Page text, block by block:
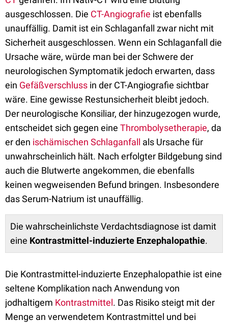
ausgeschlossen. Die CT-Angiografie ist ebenfalls
unauffällig. Damit ist ein Schlaganfall zwar nicht mit
Sicherheit ausgeschlossen. Wenn ein Schlaganfall die
Ursache wäre, würde man bei der Schwere der
neurologischen Symptomatik jedoch erwarten, dass
ein Gefäßverschluss in der CT-Angiografie sichtbar
wäre. Eine gewisse Restunsicherheit bleibt jedoch.
Der neurologische Konsiliar, der hinzugezogen wurde,
entscheidet sich gegen eine Thrombolysetherapie, da
er den ischämischen Schlaganfall als Ursache für
unwahrscheinlich hält. Nach erfolgter Bildgebung sind
auch die Blutwerte angekommen, die ebenfalls
keinen wegweisenden Befund bringen. Insbesondere
das Serum-Natrium ist unauffällig.
Die wahrscheinlichste Verdachtsdiagnose ist damit
eine Kontrastmittel-induzierte Enzephalopathie.
Die Kontrastmittel-induzierte Enzephalopathie ist eine
seltene Komplikation nach Anwendung von
jodhaltigem Kontrastmittel. Das Risiko steigt mit der
Menge an verwendetem Kontrastmittel und bei